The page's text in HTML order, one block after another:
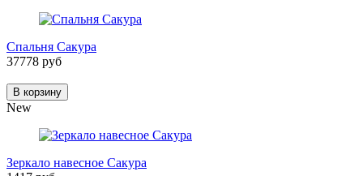
Спальня Сакура
37778 руб
В корзину
New
Зеркало навесное Сакура